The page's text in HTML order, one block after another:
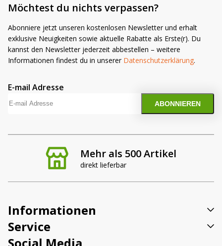
Mehr als 500 Artikel
direkt lieferbar
Möchtest du nichts verpassen?
Abonniere jetzt unseren kostenlosen Newsletter und erhalt
exklusive Neuigkeiten sowie aktuelle Rabatte als Erste(r). Du
kannst den Newsletter jederzeit abbestellen – weitere
Informationen findest du in unserer Datenschutzerklärung.
E-mail Adresse
Informationen
Service
Social Media